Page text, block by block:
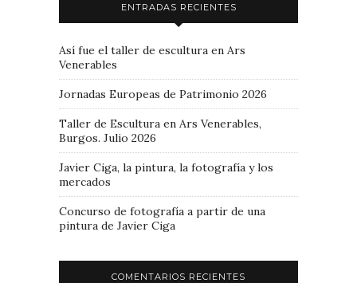
ENTRADAS RECIENTES
Así fue el taller de escultura en Ars
Venerables
Jornadas Europeas de Patrimonio 2026
Taller de Escultura en Ars Venerables,
Burgos. Julio 2026
Javier Ciga, la pintura, la fotografía y los
mercados
Concurso de fotografía a partir de una
pintura de Javier Ciga
COMENTARIOS RECIENTES